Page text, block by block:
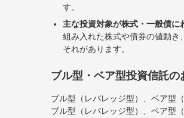
す。
主な投資対象が株式・一般債
組み入れた株式や債券の値動
それがあります。
ブル型・ベア型投資信託
ブル型（レバレッジ型）、ベア型
ブル型（レバレッジ型）、ベア型